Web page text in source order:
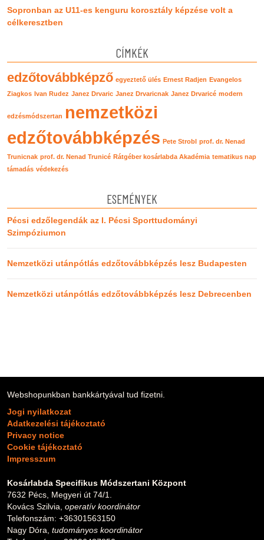
Sopronban az U11-es kenguru korosztály képzése volt a
célkeresztben
CÍMKÉK
edzőtovábbképző egyeztető ülés Ernest Radjen Evangelos
Ziagkos Ivan Rudez Janez Drvaric Janez Drvaricnak Janez Drvaricé modern
edzésmódszertan nemzetközi
edzőtovábbképzés Pete Strobl prof. dr. Nenad
Trunicnak prof. dr. Nenad Trunicé Rátgéber kosárlabda Akadémia tematikus nap
támadás védekezés
ESEMÉNYEK
Pécsi edzőlegendák az I. Pécsi Sporttudományi
Szimpóziumon
Nemzetközi utánpótlás edzőtovábbképzés lesz Budapesten
Nemzetközi utánpótlás edzőtovábbképzés lesz Debrecenben
Webshopunkban bankkártyával tud fizetni.
Jogi nyilatkozat
Adatkezelési tájékoztató
Privacy notice
Cookie tájékoztató
Impresszum
Kosárlabda Specifikus Módszertani Központ
7632 Pécs, Megyeri út 74/1.
Kovács Szilvia, operatív koordinátor
Telefonszám: +36301563150
Nagy Dóra, tudományos koordinátor